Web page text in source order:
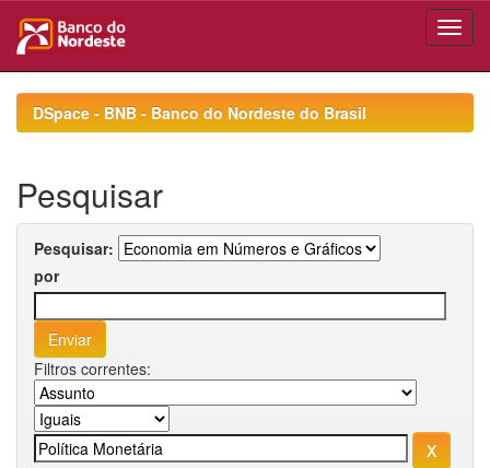
navigationDSpace - BNB - Banco do Nordeste do Brasil
Pesquisar
Pesquisar:
por
Filtros correntes: